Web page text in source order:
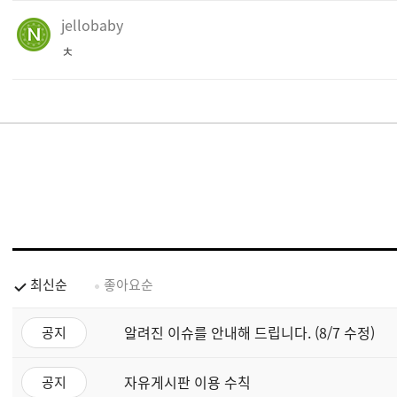
jellobaby
ㅊ
최신순 좋아요순
공지 알려진 이슈를 안내해 드립니다. (8/7 수정)
공지 자유게시판 이용 수칙